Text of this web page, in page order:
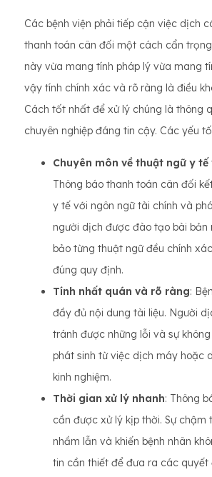
Các bệnh viện phải tiếp cận việc dịch
thanh toán cân đối một cách cẩn
này vừa mang tính pháp lý vừa mang
vậy tính chính xác và rõ ràng là điều
Cách tốt nhất để xử lý chúng là thông
chuyên nghiệp đáng tin cậy. Các yếu
Chuyên môn về thuật ngữ y
Thông báo thanh toán cân đối
y tế với ngôn ngữ tài chính và
người dịch được đào tạo bài bản
bảo từng thuật ngữ đều chính
đúng quy định.
Tính nhất quán và rõ ràng:
đầy đủ nội dung tài liệu. Người
tránh được những lỗi và sự
phát sinh từ việc dịch máy hoặc
kinh nghiệm.
Thời gian xử lý nhanh: Thông
cần được xử lý kịp thời. Sự chậm
nhầm lẫn và khiến bệnh nhân
tin cần thiết để đưa ra các quyết